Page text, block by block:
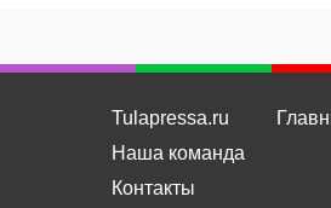
Tulapressa.ru
Наша команда
Контакты